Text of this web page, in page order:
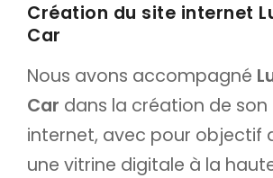
Création du site internet
Car
Nous avons accompagné
Car dans la création de son
internet, avec pour objectif
une vitrine digitale à la